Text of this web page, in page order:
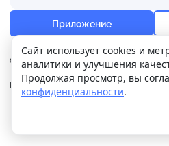
+23°
4 м/с 758
О нас Контакты
Реклама
Политика
Приложение
.
Сайт использует cookies и
аналитики и улучшения
Продолжая просмотр, вы
конфиденциальности.